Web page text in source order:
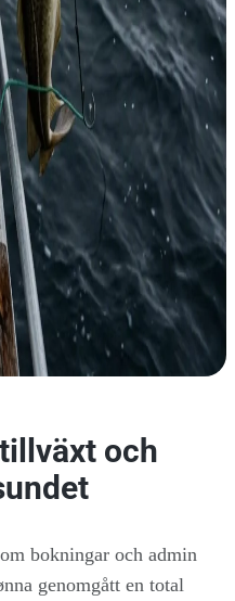
och
bokningar och admin
genomgått en total